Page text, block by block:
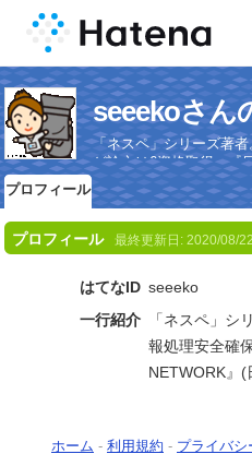
seeekoさん
「ネスペ」シリーズ著
ど論文は6資格取得。『
プロフィール
プロフィール 最終更新日: 2020/08/22
はてなID seeeko
一行紹介
「ネスペ」
報処理安全確
NETWORK』(
ホーム - 利用規約 - プライバシ